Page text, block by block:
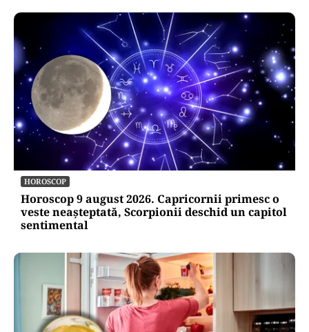
HOROSCOP
Horoscop 9 august 2026. Capricornii primesc o
veste neașteptată, Scorpionii deschid un capitol
sentimental